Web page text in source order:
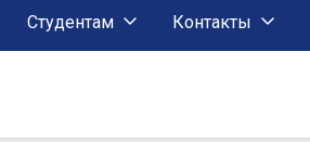
Студентам Контакты